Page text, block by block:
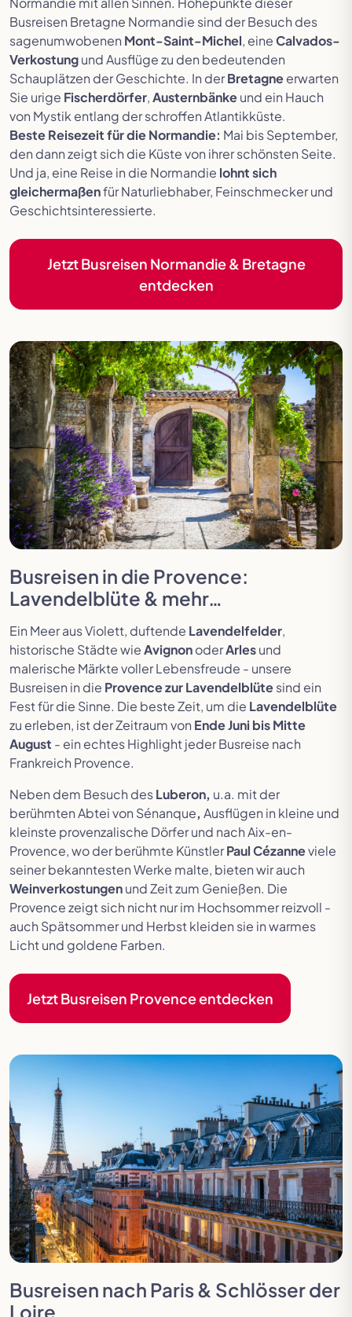
Busreisen Bretagne Normandie sind der Besuch des
sagenumwobenen Mont-Saint-Michel, eineCalvados-
Verkostungund Ausflüge zu den bedeutenden
Schauplätzen der Geschichte. In derBretagneerwarten
Sie urige Fischerdörfer,Austernbänkeund ein Hauch
von Mystik entlang der schroffen Atlantikküste.
Beste Reisezeit für die Normandie: Mai bis September,
den dann zeigt sich die Küste von ihrer schönsten Seite.
Und ja, eine Reise in die Normandie lohnt sich
gleichermaßenfür Naturliebhaber, Feinschmecker und
Geschichtsinteressierte.
Jetzt Busreisen Normandie & Bretagne
entdecken
Busreisen in die Provence:
Lavendelblüte & mehr…
Ein Meer aus Violett, duftende Lavendelfelder,
historische Städte wieAvignonoderArlesund
malerische Märkte voller Lebensfreude - unsere
Busreisen in die Provence zur Lavendelblütesind ein
Fest für die Sinne. Die beste Zeit, um die Lavendelblüte
zu erleben, ist der Zeitraum von Ende Juni bis Mitte
August - ein echtes Highlight jeder Busreise nach
Frankreich Provence.
Neben dem Besuch desLuberon, u.a. mit der
berühmten Abtei von Sénanque, Ausflügen in kleine und
kleinste provenzalische Dörfer und nach Aix-en-
Provence, wo der berühmte KünstlerPaul Cézanneviele
seiner bekanntesten Werke malte, bieten wir auch
Weinverkostungenund Zeit zum Genießen. Die
Provence zeigt sich nicht nur im Hochsommer reizvoll -
auch Spätsommer und Herbst kleiden sie in warmes
Licht und goldene Farben.
Jetzt Busreisen Provence entdecken
Busreisen nach Paris & Schlösser der
Loire